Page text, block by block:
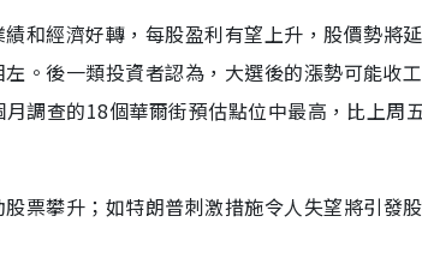
和經濟好轉，每股盈利有望上升，股價勢將
。後一類投資者認為，大選後的漲勢可能收工
調查的18個華爾街預估點位中最高，比上周
票攀升；如特朗普刺激措施令人失望將引發股